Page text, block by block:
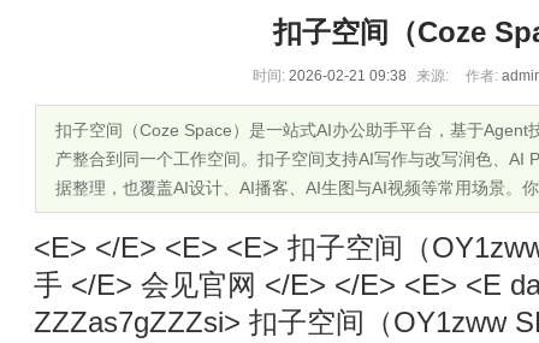
扣子空间（Coze
时间: 2026-02-21 09:38 来源: 作者:
扣子空间（Coze Space）是一站式AI办公助手平台，基于Agent
产整合到同一个工作空间。扣子空间支持AI写作与改写润色、AI
据整理，也覆盖AI设计、AI播客、AI生图与AI视频等常用场景。
<E> </E> <E> <E> 扣子空间（
手 </E> 会见官网 </E> </E> <E> <E
ZZZas7gZZZsi> 扣子空间（OY1zww